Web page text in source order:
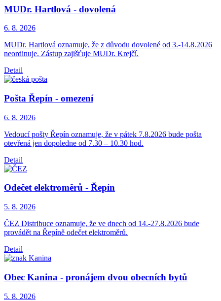
MUDr. Hartlová - dovolená
6. 8. 2026
MUDr. Hartlová oznamuje, že z důvodu dovolené od 3.-14.8.2026
neor­dinuje. Zástup zajišťuje MUDr. Krejčí.
Detail
Pošta Řepín - omezení
6. 8. 2026
Vedoucí pošty Řepín oznamuje, že v pátek 7.8.2026 bude pošta
otevřená jen dopoledne od 7.30 – 10.30 hod.
Detail
Odečet elektroměrů - Řepín
5. 8. 2026
ČEZ Distribuce oznamuje, že ve dnech od 14.-27.8.2026 bude
provádět na Řepíně odečet elektroměrů.
Detail
Obec Kanina - pronájem dvou obecních bytů
5. 8. 2026